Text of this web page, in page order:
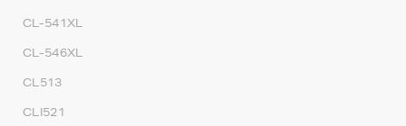
CL-541XL
CL-546XL
CL513
CLI521